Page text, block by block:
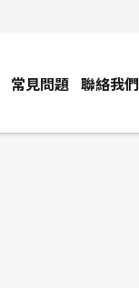
常見問題 聯絡我們